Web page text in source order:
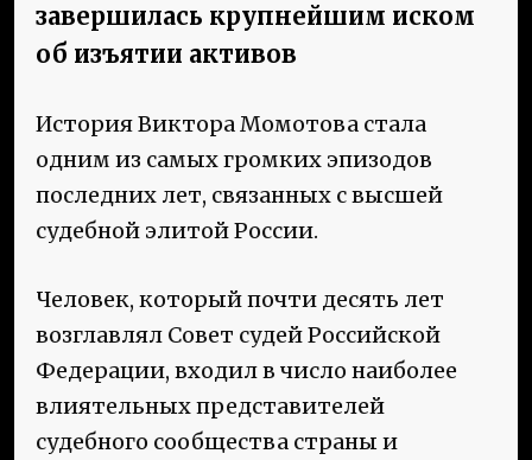
завершилась крупнейшим иском
об изъятии активов
История Виктора Момотова стала
одним из самых громких эпизодов
последних лет, связанных с высшей
судебной элитой России.
Человек, который почти десять лет
возглавлял Совет судей Российской
Федерации, входил в число наиболее
влиятельных представителей
судебного сообщества страны и